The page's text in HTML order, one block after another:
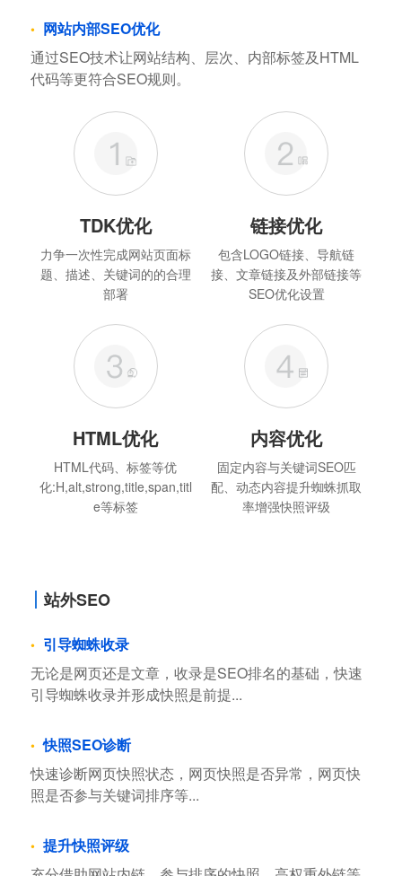
网站内部SEO优化
通过SEO技术让网站结构、层次、内部标签及HTML
代码等更符合SEO规则。
TDK优化
力争一次性完成网站页面标
题、描述、关键词的的合理
部署
链接优化
包含LOGO链接、导航链
接、文章链接及外部链接等
SEO优化设置
HTML优化
HTML代码、标签等优
化:H,alt,strong,title,span,titl
e等标签
内容优化
固定内容与关键词SEO匹
配、动态内容提升蜘蛛抓取
率增强快照评级
站外SEO
引导蜘蛛收录
无论是网页还是文章，收录是SEO排名的基础，快速
引导蜘蛛收录并形成快照是前提...
快照SEO诊断
快速诊断网页快照状态，网页快照是否异常，网页快
照是否参与关键词排序等...
提升快照评级